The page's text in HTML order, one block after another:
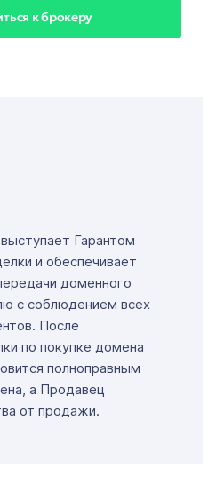
к брокеру
Гарантом
и обеспечивает
доменного
с соблюдением всех
После
по покупке домена
полноправным
а Продавец
от продажи.